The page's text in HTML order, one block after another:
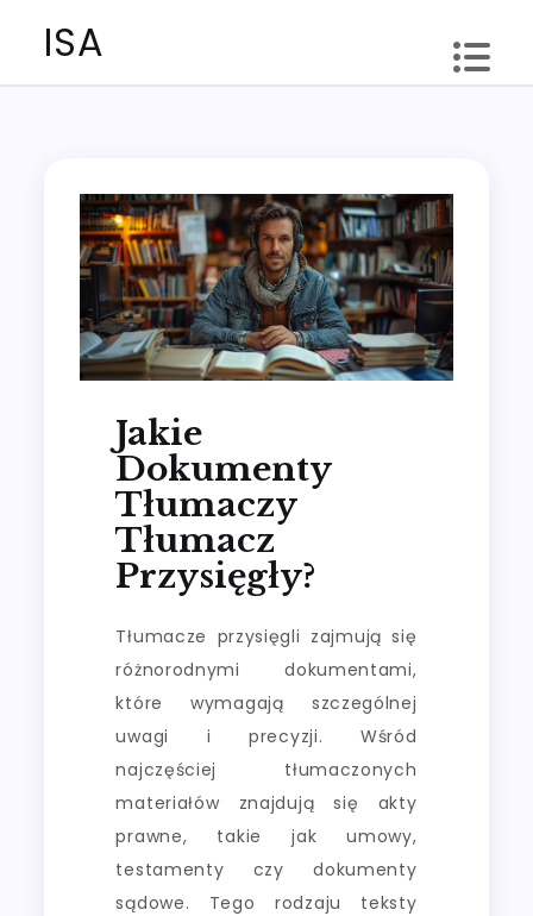
ISA
Jakie
Dokumenty
Tłumaczy
Tłumacz
Przysięgły?
Tłumacze przysięgli zajmują się
różnorodnymi dokumentami,
które wymagają szczególnej
uwagi i precyzji. Wśród
najczęściej tłumaczonych
materiałów znajdują się akty
prawne, takie jak umowy,
testamenty czy dokumenty
sądowe. Tego rodzaju teksty